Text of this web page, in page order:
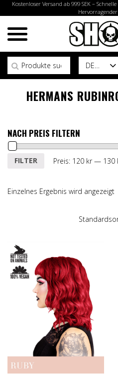
Kostenloser Versand ab 999 SEK –
DE
Suchen nach:
HERMANS
NACH PREIS FILTERN
Min.
Max.
FILTER Preis: 120 kr— 130
Einzelnes Ergebnis wird angezeigt